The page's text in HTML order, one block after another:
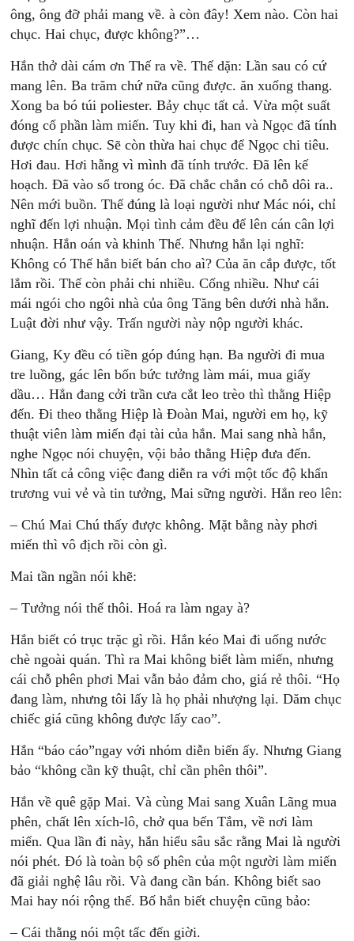
ông, ông đỡ phải mang về. à còn đây! Xem nào. Còn hai
chục. Hai chục, được không?”…
Hắn thở dài cám ơn Thế ra về. Thế dặn: Lần sau có cứ
mang lên. Ba trăm chứ nữa cũng được. ăn xuống thang.
Xong ba bó túi poliester. Bảy chục tất cả. Vừa một suất
đóng cổ phần làm miến. Tuy khi đi, han và Ngọc đã tính
được chín chục. Sẽ còn thừa hai chục để Ngọc chi tiêu.
Hơi đau. Hơi hẫng vì mình đã tính trước. Đã lên kế
hoạch. Đã vào sổ trong óc. Đã chắc chắn có chỗ dôi ra..
Nên mới buồn. Thế đúng là loại người như Mác nói, chỉ
nghĩ đến lợi nhuận. Mọi tình cảm đều để lên cán cân lợi
nhuận. Hắn oán và khinh Thế. Nhưng hắn lại nghĩ:
Không có Thế hắn biết bán cho aì? Của ăn cắp được, tốt
lắm rồi. Thế còn phải chi nhiều. Cống nhiều. Như cái
mái ngói cho ngôi nhà của ông Tăng bên dưới nhà hắn.
Luật đời như vậy. Trấn người này nộp người khác.
Giang, Ky đều có tiền góp đúng hạn. Ba người đi mua
tre luồng, gác lên bốn bức tưởng làm mái, mua giấy
dầu… Hắn đang cởi trần cưa cắt leo trèo thì thằng Hiệp
đến. Đi theo thằng Hiệp là Đoàn Mai, người em họ, kỹ
thuật viên làm miến đại tài của hắn. Mai sang nhà hắn,
nghe Ngọc nói chuyện, vội bảo thằng Hiệp đưa đến.
Nhìn tất cả công việc đang diễn ra với một tốc độ khẩn
trương vui vẻ và tin tưởng, Mai sững người. Hắn reo lên:
– Chú Mai Chú thấy được không. Mặt bằng này phơi
miến thì vô địch rồi còn gì.
Mai tần ngần nói khẽ:
– Tưởng nói thế thôi. Hoá ra làm ngay à?
Hắn biết có trục trặc gì rồi. Hắn kéo Mai đi uống nước
chè ngoài quán. Thì ra Mai không biết làm miến, nhưng
cái chỗ phên phơi Mai vẫn bảo đảm cho, giá rẻ thôi. “Họ
đang làm, nhưng tôi lấy là họ phải nhượng lại. Dăm chục
chiếc giá cũng không được lấy cao”.
Hắn “báo cáo”ngay với nhóm diễn biến ấy. Nhưng Giang
bảo “không cần kỹ thuật, chỉ cần phên thôi”.
Hắn về quê gặp Mai. Và cùng Mai sang Xuân Lãng mua
phên, chất lên xích-lô, chở qua bến Tắm, về nơi làm
miến. Qua lần đi này, hắn hiểu sâu sắc rằng Mai là người
nói phét. Đó là toàn bộ số phên của một người làm miến
đã giải nghệ lâu rồi. Và đang cần bán. Không biết sao
Mai hay nói rộng thế. Bố hắn biết chuyện cũng bảo:
– Cái thằng nói một tấc đến giời.